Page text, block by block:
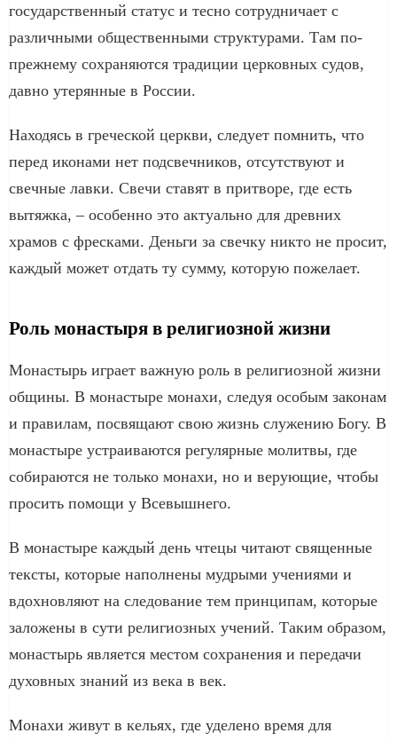
государственный статус и тесно сотрудничает с
различными общественными структурами. Там по-
прежнему сохраняются традиции церковных судов,
давно утерянные в России.
Находясь в греческой церкви, следует помнить, что
перед иконами нет подсвечников, отсутствуют и
свечные лавки. Свечи ставят в притворе, где есть
вытяжка, – особенно это актуально для древних
храмов с фресками. Деньги за свечку никто не просит,
каждый может отдать ту сумму, которую пожелает.
Роль монастыря в религиозной жизни
Монастырь играет важную роль в религиозной жизни
общины. В монастыре монахи, следуя особым законам
и правилам, посвящают свою жизнь служению Богу. В
монастыре устраиваются регулярные молитвы, где
собираются не только монахи, но и верующие, чтобы
просить помощи у Всевышнего.
В монастыре каждый день чтецы читают священные
тексты, которые наполнены мудрыми учениями и
вдохновляют на следование тем принципам, которые
заложены в сути религиозных учений. Таким образом,
монастырь является местом сохранения и передачи
духовных знаний из века в век.
Монахи живут в кельях, где уделено время для